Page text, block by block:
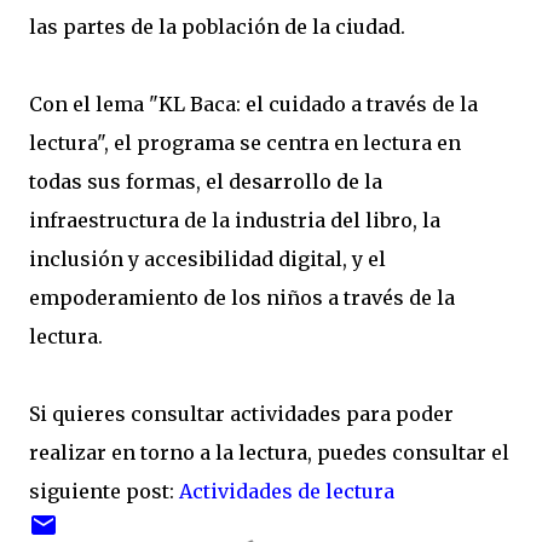
las partes de la población de la ciudad.
Con el lema "KL Baca: el cuidado a través de la
lectura", el programa se centra en lectura en
todas sus formas, el desarrollo de la
infraestructura de la industria del libro, la
inclusión y accesibilidad digital, y el
empoderamiento de los niños a través de la
lectura.
Si quieres consultar actividades para poder
realizar en torno a la lectura, puedes consultar el
siguiente post: Actividades de lectura